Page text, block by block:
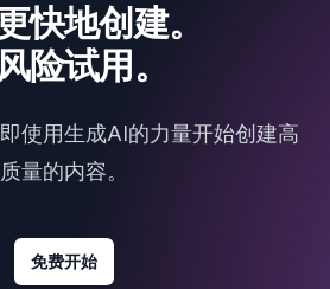
快地创建。
险试用。
使用生成AI的力量开始创建高
质量的内容。
免费开始